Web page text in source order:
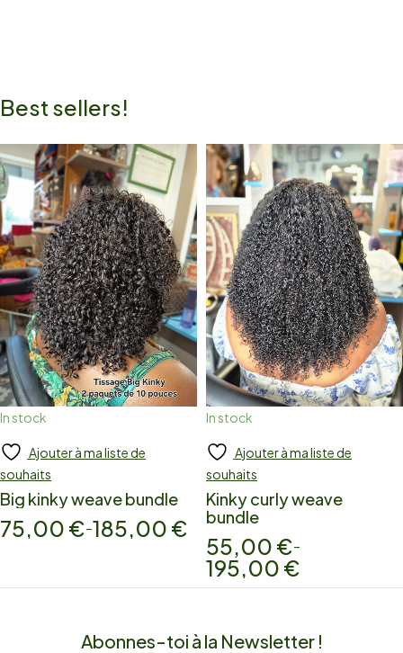
Best sellers!
In stock
Add to cart
Ajouter à ma liste de
souhaits
Big kinky weave bundle
75,00 €–185,00 €
In stock
Add to cart
Ajouter à ma liste de
souhaits
Kinky curly weave
bundle
55,00 €–
195,00 €
Abonnes-toi à la Newsletter !